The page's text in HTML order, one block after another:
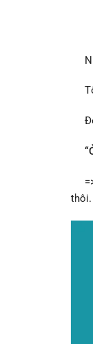
Đó
=>
thôi.